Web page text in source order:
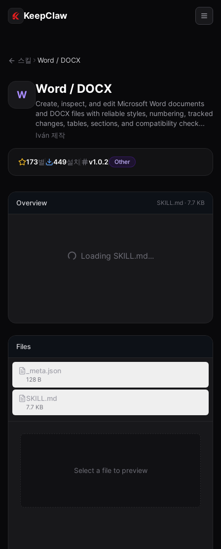
KeepClaw
토큰 액세스
사용 사례
리소스
문서
시작하기
스킬 Word / DOCX
W Word / DOCX
Create, inspect, and edit Microsoft Word documents
and DOCX files with reliable styles, numbering, tracked
changes, tables, sections, and compatibility check...
Iván 제작
173별 449설치 v1.0.2 Other
Overview SKILL.md · 7.7 KB
Loading SKILL.md...
Files
_meta.json
128 B
SKILL.md
7.7 KB
Select a file to preview